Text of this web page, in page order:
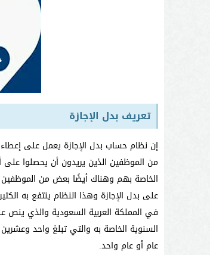
تعريف بدل الإجازة
إن نظام حساب بدل الإجازة يعمل على
من الموظفين الذين يريدون أن يحصلوا على
الخاصة بهم وهناك أيضًا بعض من الموظفين
على بدل الإجازة وهذا النظام ينتفع به
في المملكة العربية السعودية والذي
السنوية الخاصة به والتي تبلغ واحد
عام أو عام واحد.